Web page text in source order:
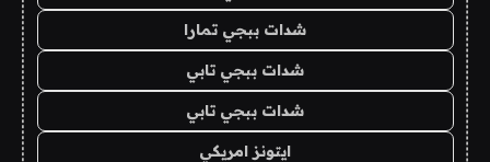
شدات ببجي تمارا
شدات ببجي تابي
شدات ببجي تابي
ايتونز امريكي